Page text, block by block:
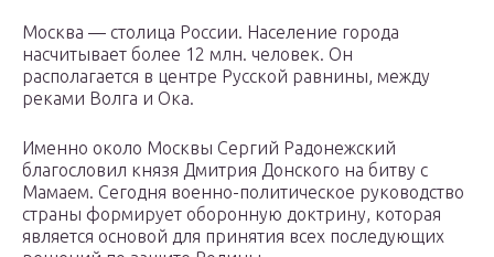
Москва — столица России. Население города
насчитывает более 12 млн. человек. Он
располагается в центре Русской равнины, между
реками Волга и Ока.
Именно около Москвы Сергий Радонежский
благословил князя Дмитрия Донского на битву с
Мамаем. Сегодня военно-политическое руководство
страны формирует оборонную доктрину, которая
является основой для принятия всех последующих